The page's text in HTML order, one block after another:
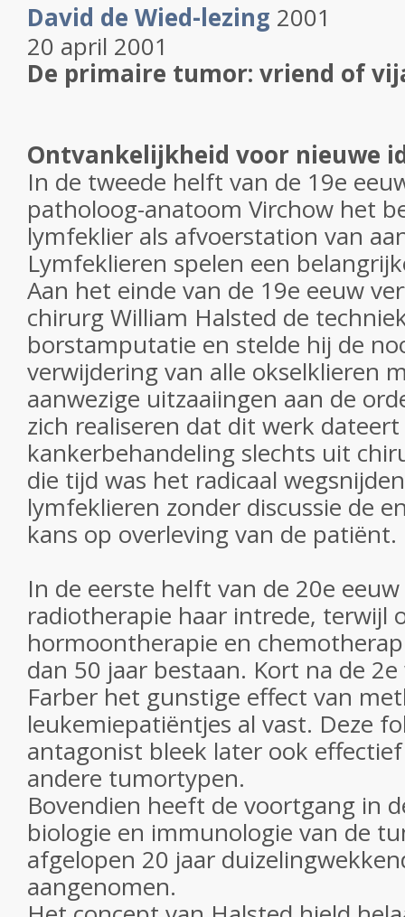
David de Wied-lezing 2001
20 april 2001
De primaire tumor: vriend of
Ontvankelijkheid voor nieuwe
In de tweede helft van de 19e
patholoog-anatoom Virchow het
lymfeklier als afvoerstation van
Lymfeklieren spelen een
Aan het einde van de 19e eeuw
chirurg William Halsted de
borstamputatie en stelde hij de
verwijdering van alle okselklieren
aanwezige uitzaaiingen aan de
zich realiseren dat dit werk
kankerbehandeling slechts uit
die tijd was het radicaal
lymfeklieren zonder discussie de
kans op overleving van de patiënt.
In de eerste helft van de 20e
radiotherapie haar intrede, terwijl
hormoontherapie en
dan 50 jaar bestaan. Kort na de
Farber het gunstige effect van
leukemiepatiëntjes al vast. Deze
antagonist bleek later ook
andere tumortypen.
Bovendien heeft de voortgang in
biologie en immunologie van de
afgelopen 20 jaar
aangenomen.